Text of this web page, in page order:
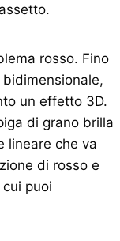
rosso. Fino
un effetto 3D.
di grano brilla
lineare che va
di rosso e
puoi